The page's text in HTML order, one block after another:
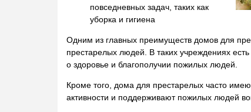
повседневных задач, таких как
уборка и гигиена
Одним из главных преимуществ домов для
престарелых людей. В таких учреждениях
о здоровье и благополучии пожилых людей.
Кроме того, дома для престарелых часто
активности и поддерживают пожилых людей